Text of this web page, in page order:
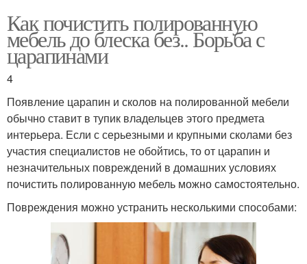
Как почистить полированную
мебель до блеска без.. Борьба с
царапинами
4
Появление царапин и сколов на полированной мебели
обычно ставит в тупик владельцев этого предмета
интерьера. Если с серьезными и крупными сколами без
участия специалистов не обойтись, то от царапин и
незначительных повреждений в домашних условиях
почистить полированную мебель можно самостоятельно.
Повреждения можно устранить несколькими способами: